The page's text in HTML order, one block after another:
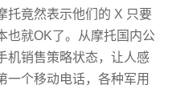
托竟然表示他们的 X 只要
也就OK了。从摩托国内公
机销售策略状态，让人感
一个移动电话，各种军用